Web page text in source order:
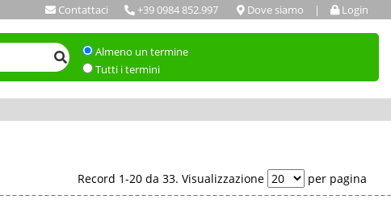
Contattaci +39 0984 852.997 Dove siamo | Login
Almeno un termine
Tutti i termini
Record 1-20 da 33. Visualizzazione per pagina